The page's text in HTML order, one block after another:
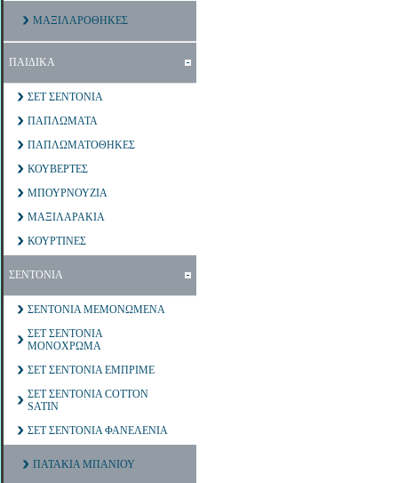
ΜΑΞΙΛΑΡΟΘΗΚΕΣ
ΠΑΙΔΙΚΑ
ΣΕΤ ΣΕΝΤΟΝΙΑ
ΠΑΠΛΩΜΑΤΑ
ΠΑΠΛΩΜΑΤΟΘΗΚΕΣ
ΚΟΥΒΕΡΤΕΣ
ΜΠΟΥΡΝΟΥΖΙΑ
ΜΑΞΙΛΑΡΑΚΙΑ
ΚΟΥΡΤΙΝΕΣ
ΣΕΝΤΟΝΙΑ
ΣΕΝΤΟΝΙΑ ΜΕΜΟΝΩΜΕΝΑ
ΣΕΤ ΣΕΝΤΟΝΙΑ
ΜΟΝΟΧΡΩΜΑ
ΣΕΤ ΣΕΝΤΟΝΙΑ ΕΜΠΡΙΜΕ
ΣΕΤ ΣΕΝΤΟΝΙΑ COTTON
SATIN
ΣΕΤ ΣΕΝΤΟΝΙΑ ΦΑΝΕΛΕΝΙΑ
ΠΑΤΑΚΙΑ ΜΠΑΝΙΟΥ